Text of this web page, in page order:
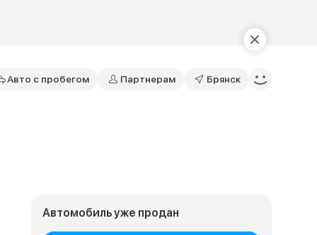
Авто с пробегом Партнерам Брянск
Автомобиль уже продан